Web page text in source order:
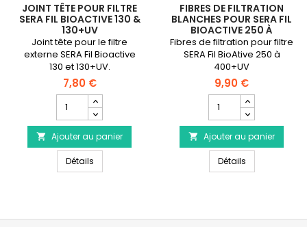
JOINT TÊTE POUR FILTRE
SERA FIL BIOACTIVE 130 &
130+UV
Joint tête pour le filtre
externe SERA Fil Bioactive
130 et 130+UV.
7,80 €
quantité
du
produit
Joint
tête
pour
Bioactive
 Ajouter au panier
DétailsJoint tête pour Filtre SERA Fil Bioactive 130 & 130+UV
FIBRES DE FILTRATION
BLANCHES POUR SERA FIL
BIOACTIVE 250 À
400+UVC
Fibres de filtration pour filtre
SERA Fil BioAtive 250 à
400+UV
9,90 €
quantité
du
produit
Fibres
de
filtration
Fil
 Ajouter au panier
DétailsFibres de